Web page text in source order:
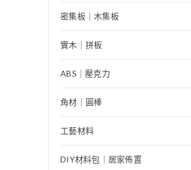
密集板｜木集板
實木｜拼板
ABS｜壓克力
角材｜圓棒
工藝材料
DIY材料包｜居家佈置